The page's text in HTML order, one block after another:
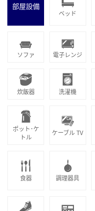
部屋設備
ベッド
ソファ 電子レンジ
炊飯器 洗濯機
ポット･ケ
トル
ケーブル TV
食器 調理器具